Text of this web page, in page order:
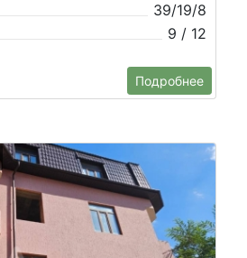
39/19/8
9 / 12
Подробнее